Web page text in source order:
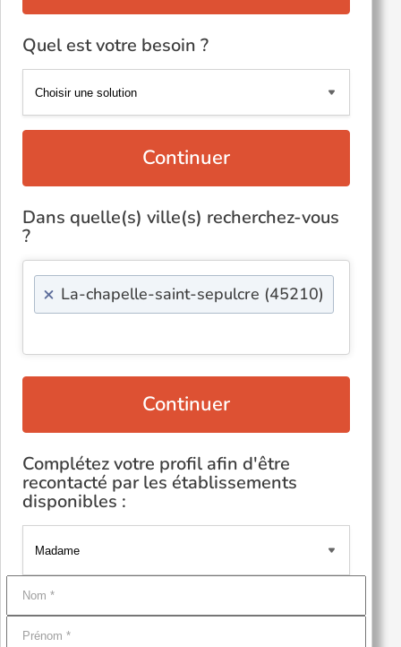
Quel est votre besoin ?
Continuer
Dans quelle(s) ville(s) recherchez-vous
?
× La-chapelle-saint-sepulcre (45210)
Continuer
Complétez votre profil afin d'être
recontacté par les établissements
disponibles :